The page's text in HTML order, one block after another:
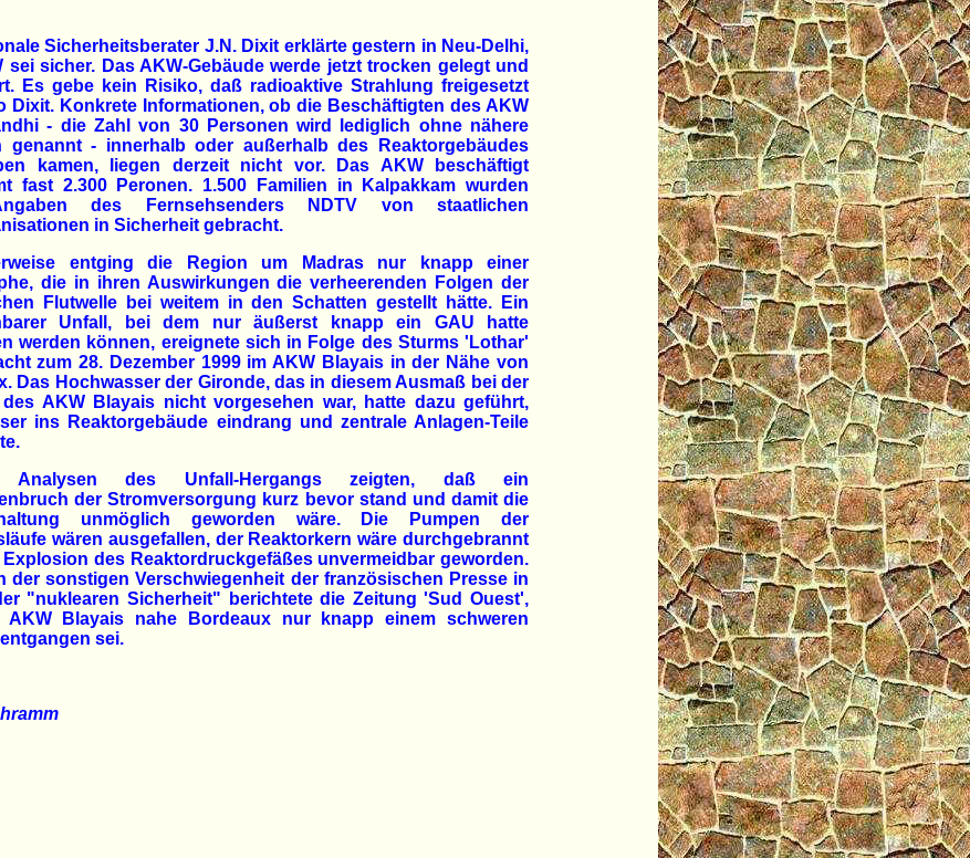
Sicherheitsberater J.N. Dixit erklärte gestern in Neu-Delhi,
sei sicher. Das AKW-Gebäude werde jetzt trocken gelegt und
Es gebe kein Risiko, daß radioaktive Strahlung freigesetzt
Dixit. Konkrete Informationen, ob die Beschäftigten des AKW
- die Zahl von 30 Personen wird lediglich ohne nähere
genannt - innerhalb oder außerhalb des Reaktorgebäudes
kamen, liegen derzeit nicht vor. Das AKW beschäftigt
fast 2.300 Peronen. 1.500 Familien in Kalpakkam wurden
des Fernsehsenders NDTV von staatlichen
in Sicherheit gebracht.
entging die Region um Madras nur knapp einer
die in ihren Auswirkungen die verheerenden Folgen der
Flutwelle bei weitem in den Schatten gestellt hätte. Ein
Unfall, bei dem nur äußerst knapp ein GAU hatte
werden können, ereignete sich in Folge des Sturms 'Lothar'
zum 28. Dezember 1999 im AKW Blayais in der Nähe von
Das Hochwasser der Gironde, das in diesem Ausmaß bei der
des AKW Blayais nicht vorgesehen war, hatte dazu geführt,
ins Reaktorgebäude eindrang und zentrale Anlagen-Teile
Analysen des Unfall-Hergangs zeigten, daß ein
der Stromversorgung kurz bevor stand und damit die
unmöglich geworden wäre. Die Pumpen der
wären ausgefallen, der Reaktorkern wäre durchgebrannt
Explosion des Reaktordruckgefäßes unvermeidbar geworden.
der sonstigen Verschwiegenheit der französischen Presse in
"nuklearen Sicherheit" berichtete die Zeitung 'Sud Ouest',
Blayais nahe Bordeaux nur knapp einem schweren
sei.